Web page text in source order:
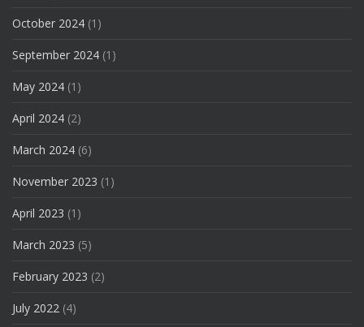
October 2024 (1)
September 2024 (1)
May 2024 (1)
April 2024 (2)
March 2024 (6)
November 2023 (1)
April 2023 (1)
March 2023 (5)
February 2023 (2)
July 2022 (4)